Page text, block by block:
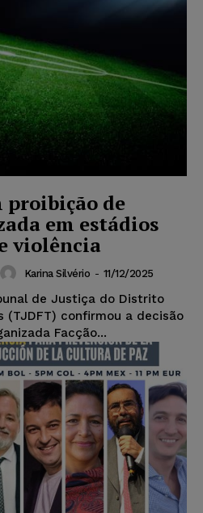
proibição de
em estádios
violência
Karina Silvério - 11/12/2025
de Justiça do Distrito
(TJDFT) confirmou a decisão
Facção...